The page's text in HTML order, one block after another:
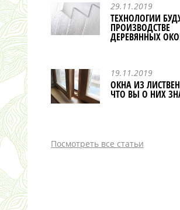
29.11.2019
ТЕХНОЛОГИИ
ПРОИЗВОДСТВЕ
ДЕРЕВЯННЫХ
19.11.2019
ОКНА ИЗ
ЧТО ВЫ О НИХ
Посмотреть все статьи